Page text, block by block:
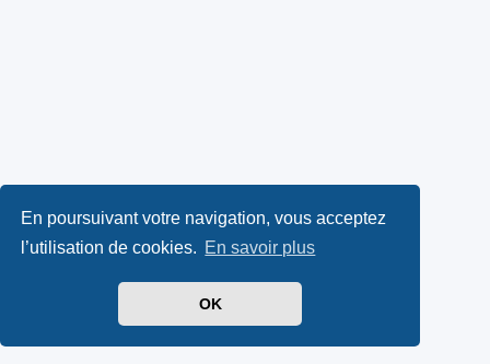
En poursuivant votre navigation, vous acceptez
l’utilisation de cookies. En savoir plus
OK